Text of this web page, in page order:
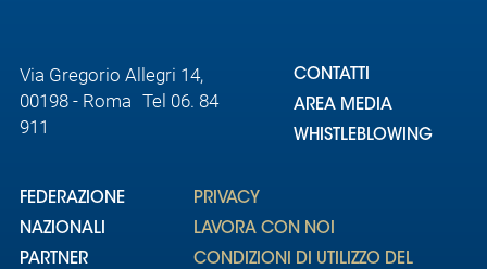
Via Gregorio Allegri 14,
00198 - Roma Tel 06. 84
911
CONTATTI
AREA MEDIA
WHISTLEBLOWING
FEDERAZIONE
NAZIONALI
PARTNER
PRIVACY
LAVORA CON NOI
CONDIZIONI DI UTILIZZO DEL